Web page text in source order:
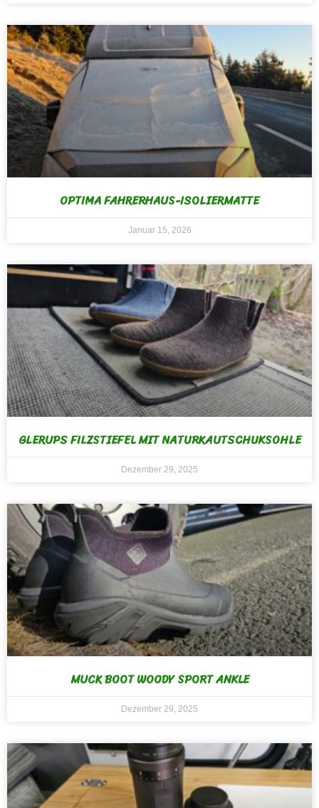
OPTIMA FAHRERHAUS-ISOLIERMATTE
Januar 15, 2026
GLERUPS FILZSTIEFEL MIT NATURKAUTSCHUKSOHLE
Dezember 29, 2025
MUCK BOOT WOODY SPORT ANKLE
Dezember 29, 2025